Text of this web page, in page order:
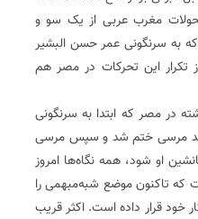
مغرب عربی از یک سو و
به سرنگونی عمر حسن البشیر
تکرار این تحرکات در مصر هم
در مصر که ابتدا به سرنگونی
مرسی ختم شد و سپس مرسی
او شود، همه نگاه‌ها امروز
تاکنون موضع شبه‌مبهمی را
خود قرار داده است. اکثر قریب